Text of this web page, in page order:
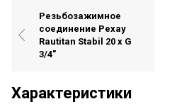
Резьбозажимное
соединение Рехау
Rautitan Stabil 20 x G
3/4"
Характеристики